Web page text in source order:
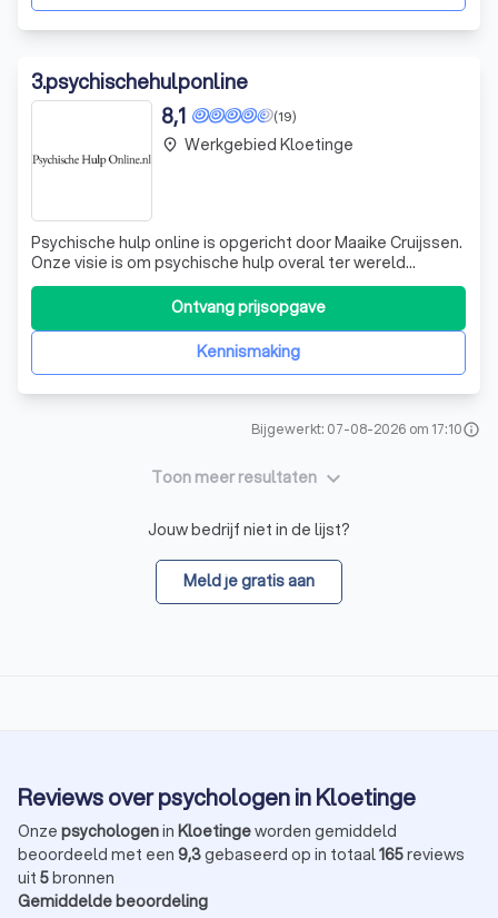
3.psychischehulponline
(19)
8,1
Psychische hulp online is opgericht door Maaike Cruijssen.
Onze visie is om psychische hulp overal ter wereld
bereikbaar te maken. Bereikbaar voor mensen die
behoefte hebben aan zorg en zodat psychologen ook
vanuit meerdere locaties kunnen werken. Tijdens
verschillende reizen is het Maaike helder g
Kennismaking
Ontvang prijsopgave
place Werkgebied Kloetinge
Bijgewerkt: 07-08-2026 om 17:10info
Toon meer resultaten keyboard_arrow_down
Jouw bedrijf niet in de lijst?
Meld je gratis aan
Reviews over psychologen in Kloetinge
Onze psychologenin Kloetingeworden gemiddeld
beoordeeld met een 9,3gebaseerd op in totaal165reviews
uit 5bronnen
Gemiddelde beoordeling